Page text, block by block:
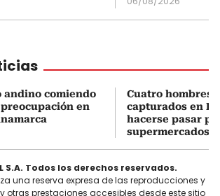
andino comiendo
en
Cuatro hombres
capturados en
hacerse pasar
supermercados
S.A. Todos los derechos reservados.
una reserva expresa de las reproducciones y
otras prestaciones accesibles desde este sitio